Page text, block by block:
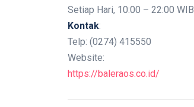
Setiap Hari, 10:00 – 22:00 WIB
Kontak:
Telp: (0274) 415550
Website:
https://baleraos.co.id/